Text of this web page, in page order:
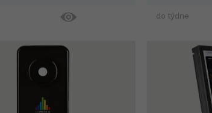
do týdne